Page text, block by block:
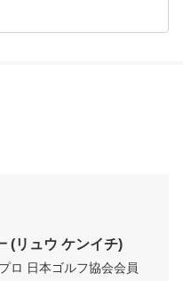
(リュウ ケンイチ)
ロ 日本ゴルフ協会会員